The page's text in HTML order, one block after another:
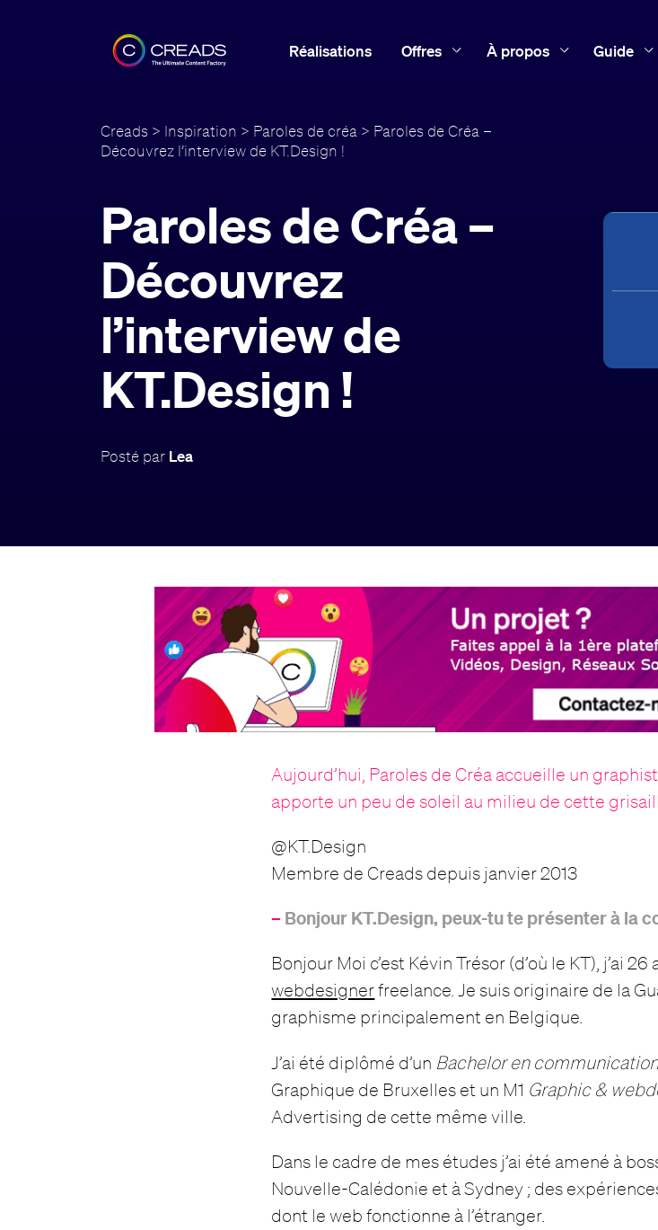
Réalisations Offres À propos Guide
Creads > Inspiration > Paroles de créa > Paroles de Créa –
Découvrez l’interview de KT.Design !
Paroles de Créa –
Découvrez
l’interview de
KT.Design !
Posté par Lea
Aujourd’hui, Paroles de Créa accueille un
apporte un peu de soleil au milieu de cette
@KT.Design
Membre de Creads depuis janvier 2013
– Bonjour KT.Design, peux-tu te présenter à la
Bonjour Moi c’est Kévin Trésor (d’où le KT), j’ai
webdesignerfreelance. Je suis originaire de la
graphisme principalement en Belgique.
J’ai été diplômé d’un Bachelor en
Graphique de Bruxelles et un M1 Graphic &
Advertising de cette même ville.
Dans le cadre de mes études j’ai été amené à
Nouvelle-Calédonie et à Sydney ; des
dont le web fonctionne à l’étranger.